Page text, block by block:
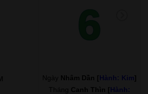
6
Ngày Nhâm Dần [Hành: Kim]
Tháng Canh Thìn [Hành: